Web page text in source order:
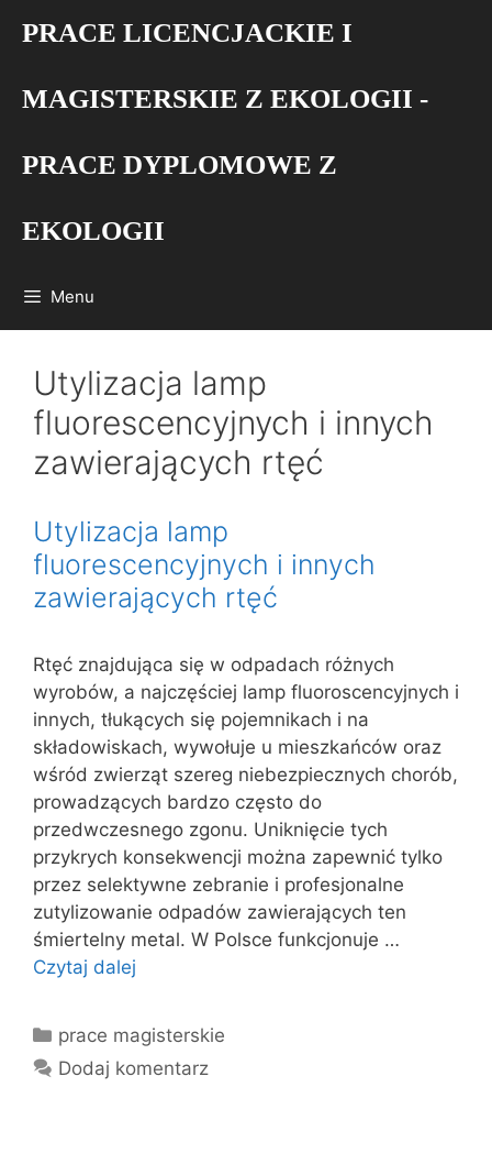
PRACE LICENCJACKIE I
MAGISTERSKIE Z EKOLOGII -
PRACE DYPLOMOWE Z
EKOLOGII
Menu
Utylizacja lamp
fluorescencyjnych i innych
zawierających rtęć
Utylizacja lamp
fluorescencyjnych i innych
zawierających rtęć
Rtęć znajdująca się w odpadach różnych
wyrobów, a najczęściej lamp fluoroscencyjnych i
innych, tłukących się pojemnikach i na
składowiskach, wywołuje u mieszkańców oraz
wśród zwierząt szereg niebezpiecznych chorób,
prowadzących bardzo często do
przedwczesnego zgonu. Uniknięcie tych
przykrych konsekwencji można zapewnić tylko
przez selektywne zebranie i profesjonalne
zutylizowanie odpadów zawierających ten
śmiertelny metal. W Polsce funkcjonuje …
Czytaj dalej
Kategorie
prace magisterskie
Dodaj komentarz